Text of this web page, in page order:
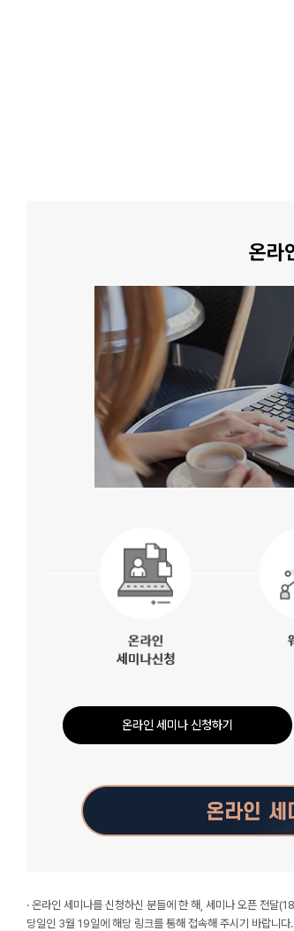
온라
온라인 세미나 신청하기
· 온라인 세미나를 신청하신 분들에 한 해, 세미나 오픈 전달
당일인 3월 19일에 해당 링크를 통해 접속해 주시기 바랍니다.